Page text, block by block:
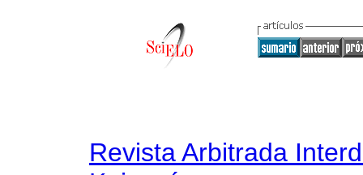
Revista Arbitrada